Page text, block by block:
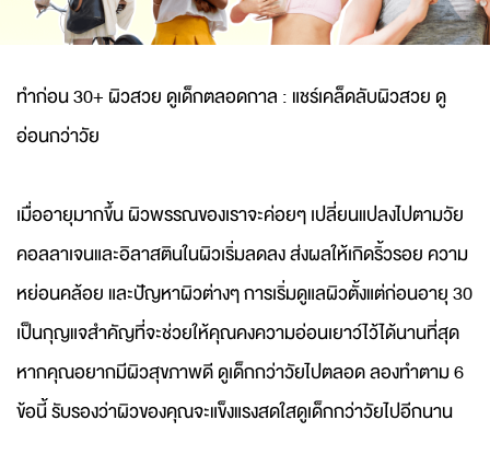
ทำก่อน 30+ ผิวสวย ดูเด็กตลอดกาล : แชร์เคล็ดลับผิวสวย ดู
อ่อนกว่าวัย
เมื่ออายุมากขึ้น ผิวพรรณของเราจะค่อยๆ เปลี่ยนแปลงไปตามวัย
คอลลาเจนและอิลาสตินในผิวเริ่มลดลง ส่งผลให้เกิดริ้วรอย ความ
หย่อนคล้อย และปัญหาผิวต่างๆ การเริ่มดูแลผิวตั้งแต่ก่อนอายุ 30
เป็นกุญแจสำคัญที่จะช่วยให้คุณคงความอ่อนเยาว์ไว้ได้นานที่สุด
หากคุณอยากมีผิวสุขภาพดี ดูเด็กกว่าวัยไปตลอด ลองทำตาม 6
ข้อนี้ รับรองว่าผิวของคุณจะแข็งแรงสดใสดูเด็กกว่าวัยไปอีกนาน